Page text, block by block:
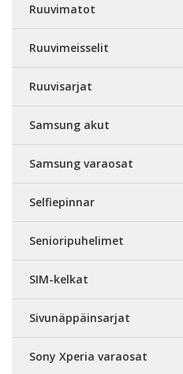
Ruuvimatot
Ruuvimeisselit
Ruuvisarjat
Samsung akut
Samsung varaosat
Selfiepinnar
Senioripuhelimet
SIM-kelkat
Sivunäppäinsarjat
Sony Xperia varaosat